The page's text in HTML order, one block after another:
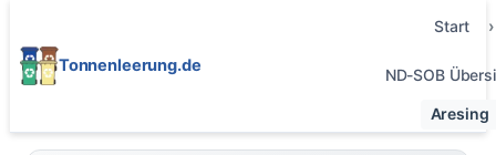
Tonnenleerung.de
Start
ND-SOB
Aresing